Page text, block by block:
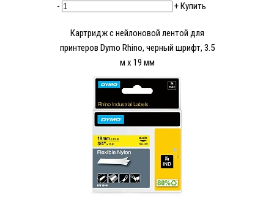
-
+Купить
Картридж c нейлоновой лентой для
принтеров Dymo Rhino, черный шрифт, 3.5
м х 19 мм